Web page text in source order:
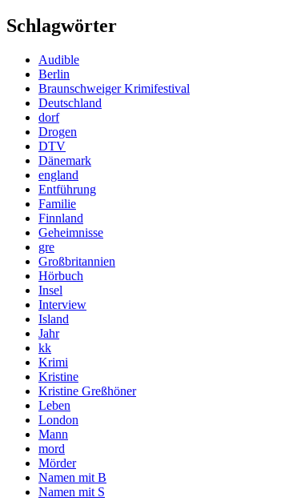
Schlagwörter
Audible
Berlin
Braunschweiger Krimifestival
Deutschland
dorf
Drogen
DTV
Dänemark
england
Entführung
Familie
Finnland
Geheimnisse
gre
Großbritannien
Hörbuch
Insel
Interview
Island
Jahr
kk
Krimi
Kristine
Kristine Greßhöner
Leben
London
Mann
mord
Mörder
Namen mit B
Namen mit S